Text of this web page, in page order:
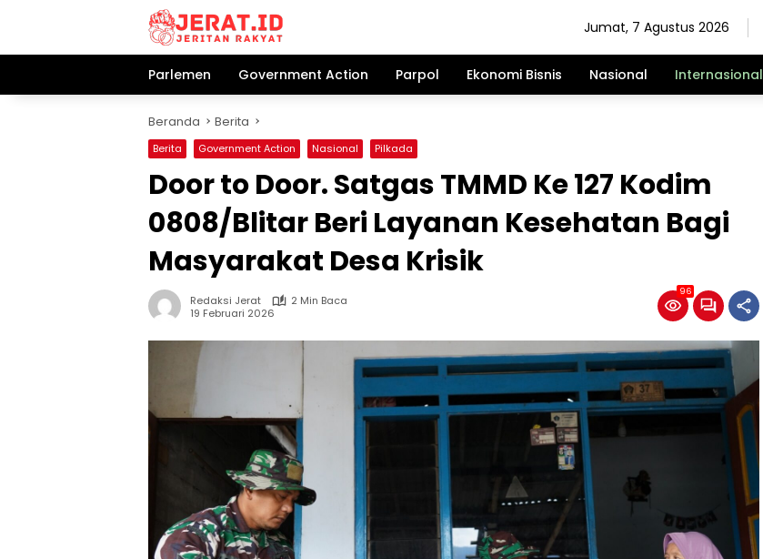
Jumat, 7 Agustus 2026
Parlemen Government Action Parpol Ekonomi Bisnis Nasional Internasional
Beranda Berita
Berita Government Action Nasional Pilkada
Door to Door. Satgas TMMD Ke 127 Kodim
0808/Blitar Beri Layanan Kesehatan Bagi
Masyarakat Desa Krisik
Redaksi Jerat
2 Min Baca
19 Februari 2026
96